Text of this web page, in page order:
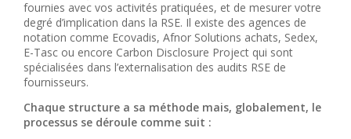
fournies avec vos activités pratiquées, et de mesurer votre
degré d’implication dans la RSE. Il existe des agences de
notation comme Ecovadis, Afnor Solutions achats, Sedex,
E-Tasc ou encore Carbon Disclosure Project qui sont
spécialisées dans l’externalisation des audits RSE de
fournisseurs.
Chaque structure a sa méthode mais, globalement, le
processus se déroule comme suit :